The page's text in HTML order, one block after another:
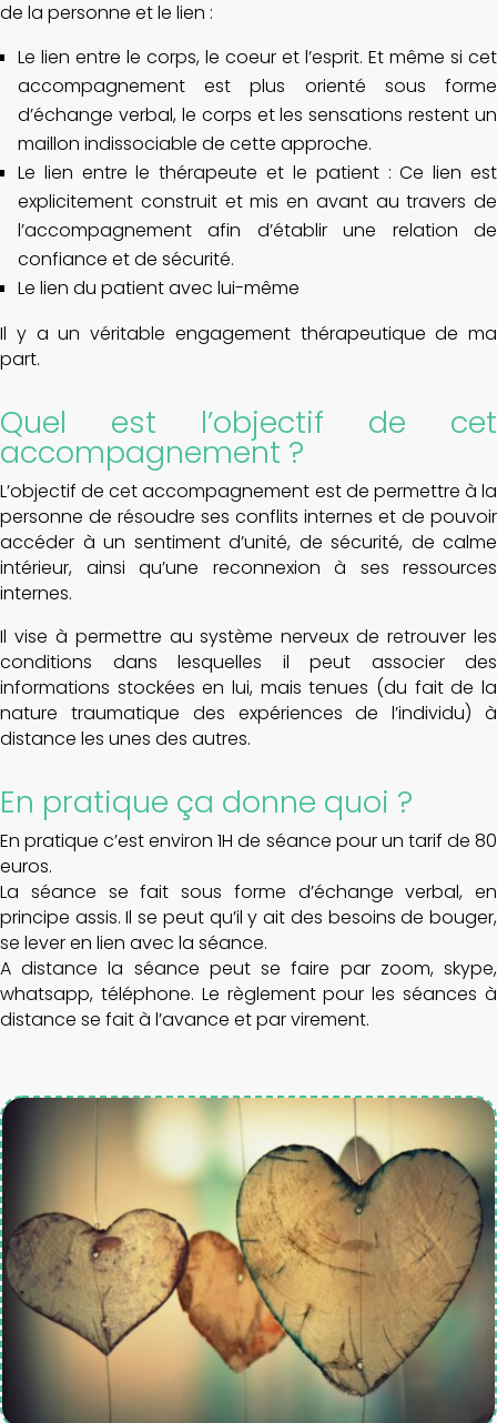
de la personne et le lien :
Le lien entre le corps, le coeur et l’esprit. Et même si cet
accompagnement est plus orienté sous forme
d’échange verbal, le corps et les sensations restent un
maillon indissociable de cette approche.
Le lien entre le thérapeute et le patient : Ce lien est
explicitement construit et mis en avant au travers de
l’accompagnement afin d’établir une relation de
confiance et de sécurité.
Le lien du patient avec lui-même
Il y a un véritable engagement thérapeutique de ma
part.
Quel est l’objectif de cet
accompagnement ?
L’objectif de cet accompagnement est de permettre à la
personne de résoudre ses conflits internes et de pouvoir
accéder à un sentiment d’unité, de sécurité, de calme
intérieur, ainsi qu’une reconnexion à ses ressources
internes.
Il vise à permettre au système nerveux de retrouver les
conditions dans lesquelles il peut associer des
informations stockées en lui, mais tenues (du fait de la
nature traumatique des expériences de l’individu) à
distance les unes des autres.
En pratique ça donne quoi ?
En pratique c’est environ 1H de séance pour un tarif de 80
euros.
La séance se fait sous forme d’échange verbal, en
principe assis. Il se peut qu’il y ait des besoins de bouger,
se lever en lien avec la séance.
A distance la séance peut se faire par zoom, skype,
whatsapp, téléphone. Le règlement pour les séances à
distance se fait à l’avance et par virement.